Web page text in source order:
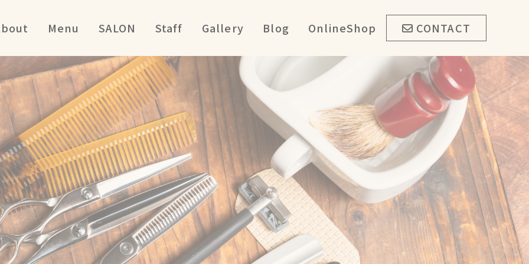
Menu SALON Staff Gallery Blog OnlineShop CONTACT